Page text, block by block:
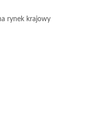
rynek krajowy